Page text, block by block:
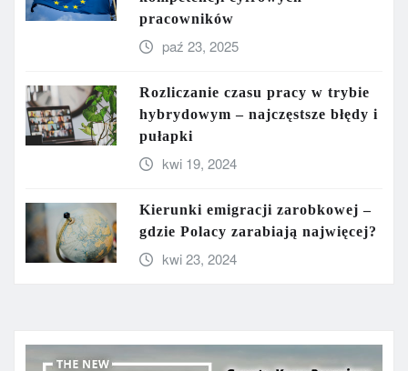
pracowników
paź 23, 2025
Rozliczanie czasu pracy w trybie
hybrydowym – najczęstsze błędy i
pułapki
kwi 19, 2024
Kierunki emigracji zarobkowej –
gdzie Polacy zarabiają najwięcej?
kwi 23, 2024